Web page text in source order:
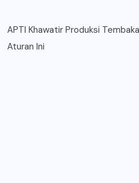
APTI Khawatir Produksi
Aturan Ini